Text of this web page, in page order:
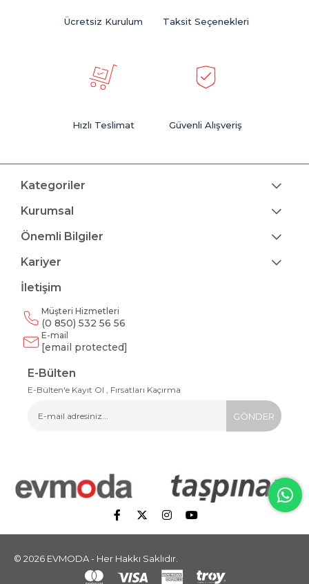
Ücretsiz Kurulum Taksit Seçenekleri
Hızlı Teslimat Güvenli Alışveriş
Kategoriler
Kurumsal
Önemli Bilgiler
Kariyer
İletişim
Müşteri Hizmetleri
(0 850) 532 56 56
E-mail
[email protected]
E-Bülten
E-Bülten'e Kayıt Ol , Fırsatları Kaçırma
GÖNDER
© 2026 EVMODA - Her Hakkı Saklıdır.